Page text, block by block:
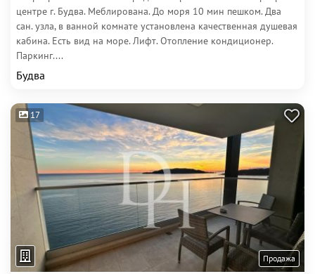
центре г. Будва. Меблирована. До моря 10 мин пешком. Два
сан. узла, в ванной комнате установлена качественная душевая
кабина. Есть вид на море. Лифт. Отопление кондиционер.
Паркинг....
Будва
17
Продажа